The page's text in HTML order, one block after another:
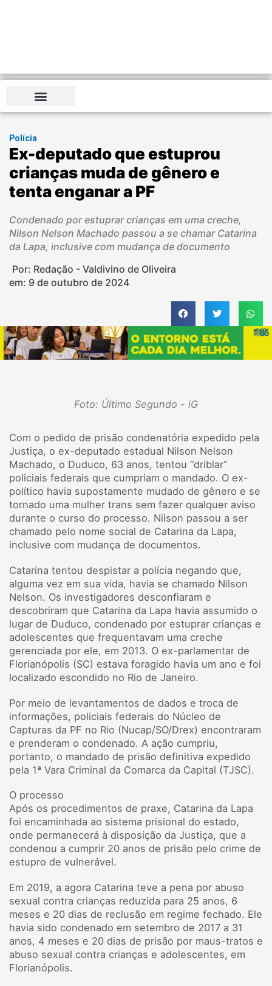
Polícia
Ex-deputado que estuprou
crianças muda de gênero e
tenta enganar a PF
Condenado por estuprar crianças em uma creche,
Nilson Nelson Machado passou a se chamar Catarina
da Lapa, inclusive com mudança de documento
Por: Redação - Valdivino de Oliveira
em: 9 de outubro de 2024
Foto: Último Segundo - iG
Com o pedido de prisão condenatória expedido pela
Justiça, o ex-deputado estadual Nilson Nelson
Machado, o Duduco, 63 anos, tentou “driblar”
policiais federais que cumpriam o mandado. O ex-
político havia supostamente mudado de gênero e se
tornado uma mulher trans sem fazer qualquer aviso
durante o curso do processo. Nilson passou a ser
chamado pelo nome social de Catarina da Lapa,
inclusive com mudança de documentos.
Catarina tentou despistar a polícia negando que,
alguma vez em sua vida, havia se chamado Nilson
Nelson. Os investigadores desconfiaram e
descobriram que Catarina da Lapa havia assumido o
lugar de Duduco, condenado por estuprar crianças e
adolescentes que frequentavam uma creche
gerenciada por ele, em 2013. O ex-parlamentar de
Florianópolis (SC) estava foragido havia um ano e foi
localizado escondido no Rio de Janeiro.
Por meio de levantamentos de dados e troca de
informações, policiais federais do Núcleo de
Capturas da PF no Rio (Nucap/SO/Drex) encontraram
e prenderam o condenado. A ação cumpriu,
portanto, o mandado de prisão definitiva expedido
pela 1ª Vara Criminal da Comarca da Capital (TJSC).
O processo
Após os procedimentos de praxe, Catarina da Lapa
foi encaminhada ao sistema prisional do estado,
onde permanecerá à disposição da Justiça, que a
condenou a cumprir 20 anos de prisão pelo crime de
estupro de vulnerável.
Em 2019, a agora Catarina teve a pena por abuso
sexual contra crianças reduzida para 25 anos, 6
meses e 20 dias de reclusão em regime fechado. Ele
havia sido condenado em setembro de 2017 a 31
anos, 4 meses e 20 dias de prisão por maus-tratos e
abuso sexual contra crianças e adolescentes, em
Florianópolis.